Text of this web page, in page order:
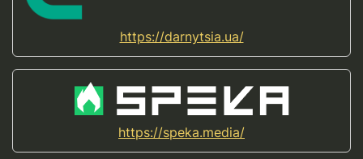
https://darnytsia.ua/
https://speka.media/